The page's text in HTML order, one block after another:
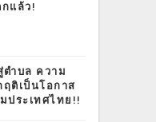
แล้ว!
ตำบล ความ
ฤติเป็นโอกาส
ประเทศไทย!!